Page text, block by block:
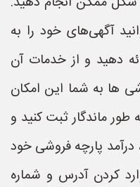
آگهی‌های خود را به
دهید و از خدمات آن
ها به شما این امکان
ماندگار ثبت کنید و
پارچه فروشی خود
کردن آدرس و شماره